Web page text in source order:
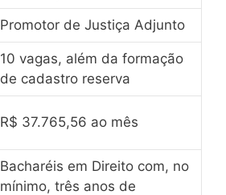
Promotor de Justiça Adjunto
10 vagas, além da formação
de cadastro reserva
R$ 37.765,56 ao mês
Bacharéis em Direito com, no
mínimo, três anos de